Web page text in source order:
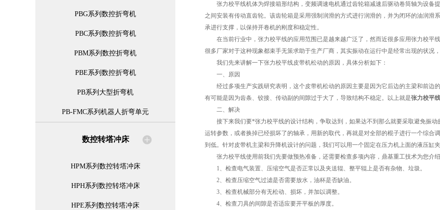
PBG系列数控折弯机
PBC系列数控折弯机
PBM系列数控折弯机
PBE系列数控折弯机
PB系列大型折弯机
PB-FMC系列机器人折弯单元
数控转塔冲床
HPM系列数控转塔冲床
HPH系列数控转塔冲床
HPE系列数控转塔冲床
张力校平线机体为焊接箱形结构，变频调速电机通过齿轮箱减速后驱动卷筒轴为设备
之间安装有传动直齿轮。该齿轮箱是采用强制润滑的方式进行润滑的，并为闭环的油润
承进行支撑，以保持开卷机的刚度和稳定性。
在当前行业中，张力校平线的应用范围已是越来越广泛了，然而近很多应用张力校平
很多厂家对于这种现象都束手无策求助于生产厂商，其实振动在运行中是经常出现的状况
我们先来讲解一下张力校平线皮带机松动的原因，具体分析如下：
一、原因
经过多项生产实践研究表明，这个皮带机松动的原因主要是因为它后边的主梁和前边
有可能是因为齿条、铰接、传动副的间隙过于大了，导致结构不稳定。以上就是张力校平线
二、解决
接下来我们要*张力校平线的设计结构，争取达到，如果达不到那么就要采取避免振动
运转参数，或者换掉已经损坏了的轴承，用新的取代，再就是对全部的棍子进行一个综
到低。针对皮带机主梁和升降机设计的问题，我们可以用一个固定在压力机上面的液压缸
张力校平线使用前我们先要做预热准备，还需要检查多项内容，鼎基重工技术为您介
1、检查电气装置、压缩空气是否正常以及夹送辊、整平辊上是否有杂物、垃圾。
2、检查压缩空气过滤是否需要放水，油杯是否缺油。
3、检查机械部分有无松动、损坏，并加以调整。
4、检查刀具的间隙是否适应要开平板的厚度。